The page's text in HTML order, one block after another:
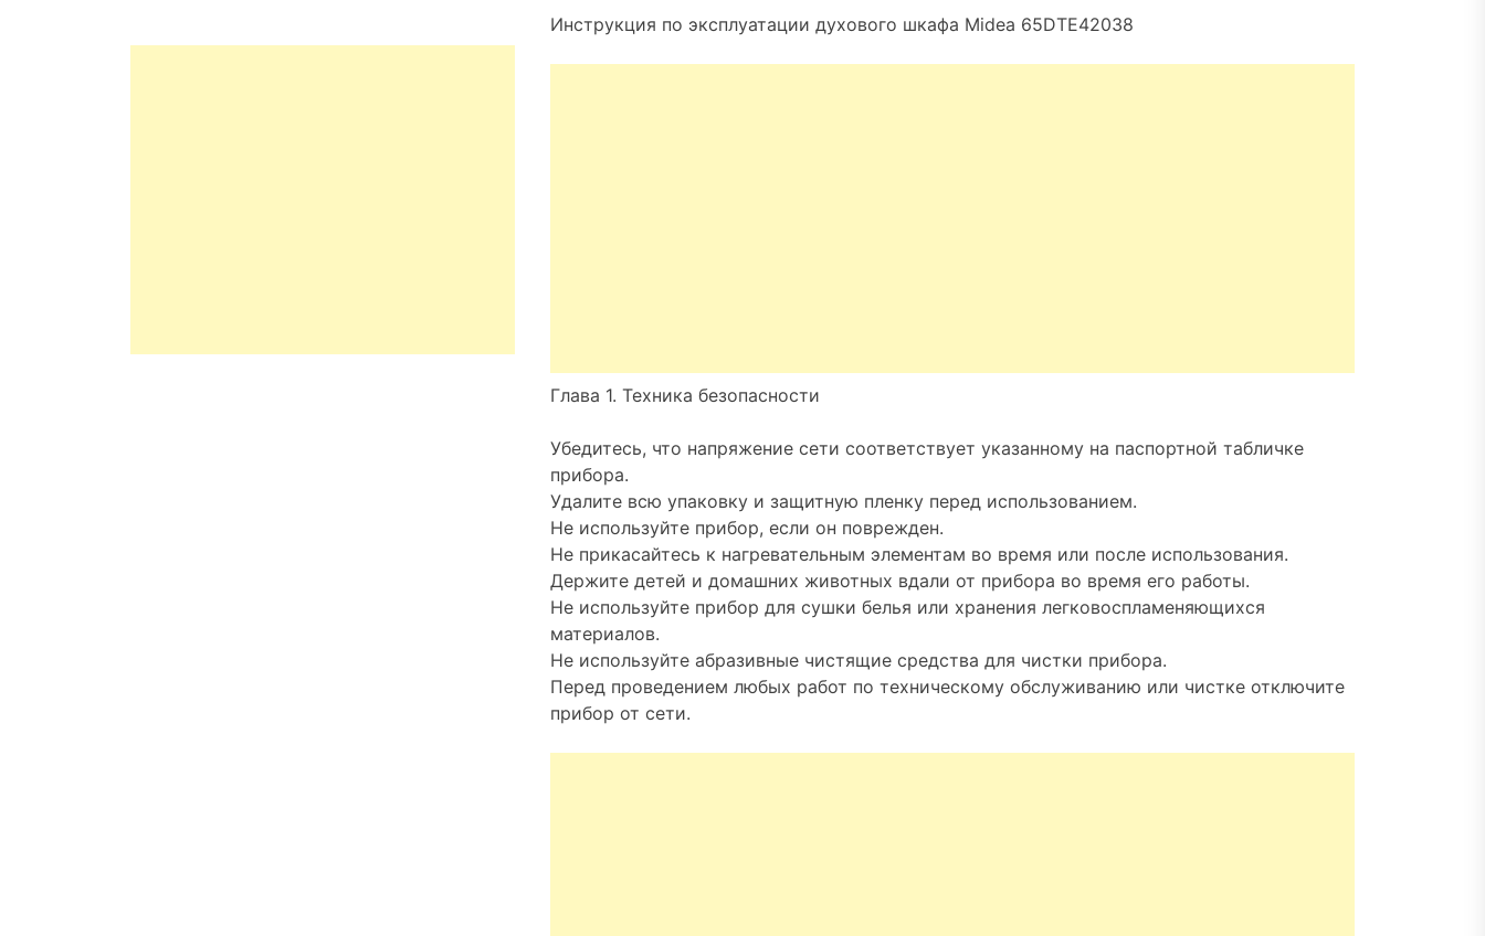
Инструкция по эксплуатации духового шкафа Midea 65DTE42038
Глава 1. Техника безопасности
Убедитесь, что напряжение сети соответствует указанному на паспортной табличке
прибора.
Удалите всю упаковку и защитную пленку перед использованием.
Не используйте прибор, если он поврежден.
Не прикасайтесь к нагревательным элементам во время или после использования.
Держите детей и домашних животных вдали от прибора во время его работы.
Не используйте прибор для сушки белья или хранения легковоспламеняющихся
материалов.
Не используйте абразивные чистящие средства для чистки прибора.
Перед проведением любых работ по техническому обслуживанию или чистке отключите
прибор от сети.